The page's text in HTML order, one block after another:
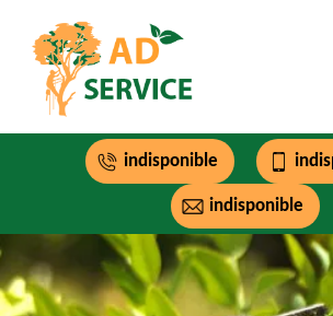
indisponible
indisponible